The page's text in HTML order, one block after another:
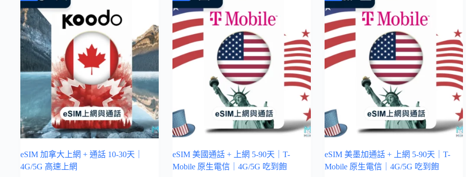
eSIM 加拿大上網 + 通話 10-30天｜
4G/5G 高速上網
eSIM 美國通話 + 上網 5-90天｜T-
Mobile 原生電信｜4G/5G 吃到飽
eSIM 美墨加通話 + 上網 5-90天｜T-
Mobile 原生電信｜4G/5G 吃到飽